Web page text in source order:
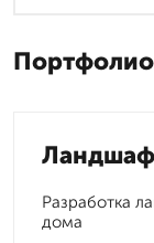
Портфолио
Разработка
дома